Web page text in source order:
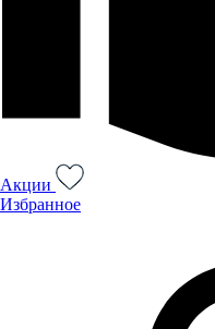
Акции
Избранное